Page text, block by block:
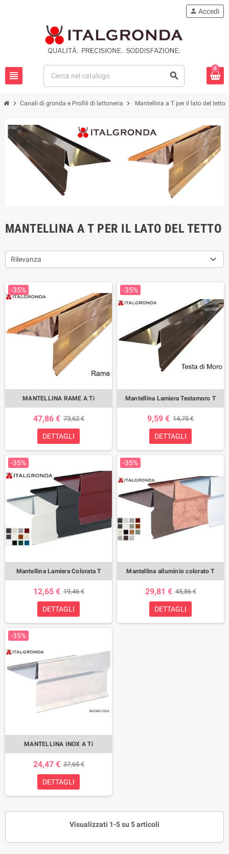
view_headline search
person Accedi
0
chevron_right Canali di gronda e Profili di lattoneria chevron_right Mantellina a T per il lato del tetto
MANTELLINA A T PER IL LATO DEL TETTO
Rilevanza
-35%
MANTELLINA RAME A Ti
47,86 € 73,62 €
DETTAGLI
-35%
Mantellina Lamiera Testamoro T
9,59 € 14,75 €
DETTAGLI
-35%
Mantellina Lamiera Colorata T
12,65 € 19,46 €
DETTAGLI
-35%
Mantellina alluminio colorato T
29,81 € 45,86 €
DETTAGLI
-35%
MANTELLINA INOX A Ti
24,47 € 37,65 €
DETTAGLI
Visualizzati 1-5 su 5 articoli